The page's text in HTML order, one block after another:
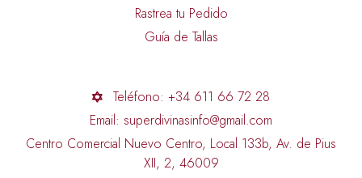
Rastrea tu Pedido
Guía de Tallas
Teléfono: +34 611 66 72 28
Email: superdivinasinfo@gmail.com
Centro Comercial Nuevo Centro, Local 133b, Av. de Pius
XII, 2, 46009